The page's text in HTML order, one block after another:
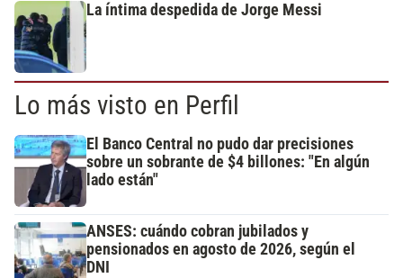
La íntima despedida de Jorge Messi
Lo más visto en Perfil
El Banco Central no pudo dar precisiones
sobre un sobrante de $4 billones: "En algún
lado están"
ANSES: cuándo cobran jubilados y
pensionados en agosto de 2026, según el
DNI